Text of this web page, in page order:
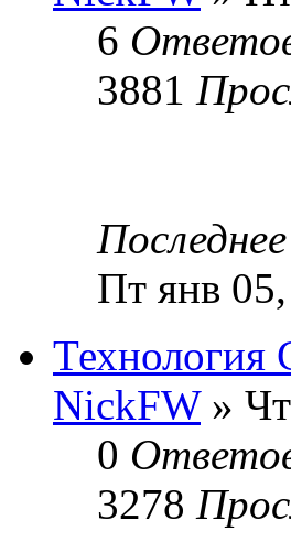
6
3881
Пт янв
Технология
NickFW» Чт
0
3278